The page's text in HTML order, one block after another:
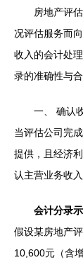
房地产评
况评估服务而
收入的会计处
录的准确性与
一、 确认
当评估公司完
提供，且经济
认主营业务收入
会计分录示
假设某房地产
10,600元（含